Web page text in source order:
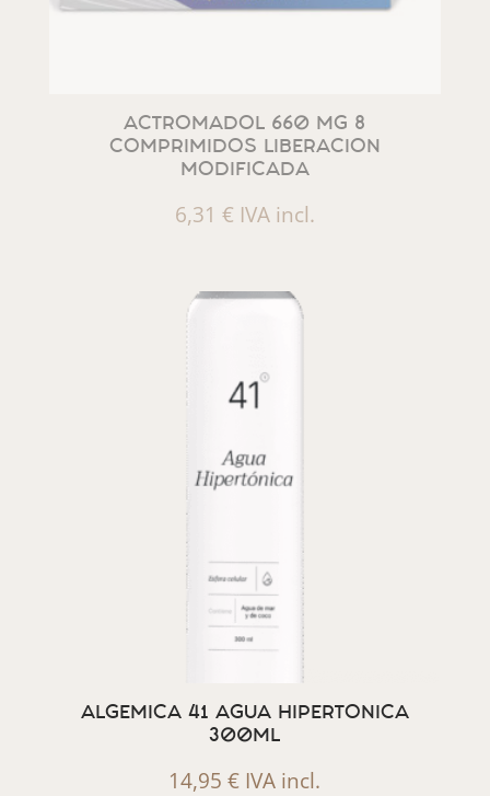
ACTROMADOL 660 MG 8
COMPRIMIDOS LIBERACION
MODIFICADA
6,31 € IVA incl.
ALGEMICA 41 AGUA HIPERTONICA
300ML
14,95€ IVA incl.